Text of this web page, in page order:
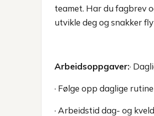
teamet. Har du fagbrev
utvikle deg og snakker
Arbeidsoppgaver:·
· Følge opp daglige
· Arbeidstid dag- og